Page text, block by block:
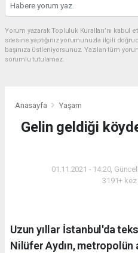
Yorum yazarak Topluluk Kuralları’nı
sitesine yaptığınız yorumunuzla ilgili
başınıza üstleniyorsunuz. Yazılan tüm
sorumlu tutulamaz.
Anasayfa Yaşam
Gelin geldiği
01.11.2021 - 14:20,
3191+ kez
Uzun yıllar İstanbul'da
Nilüfer Aydın, metropolün